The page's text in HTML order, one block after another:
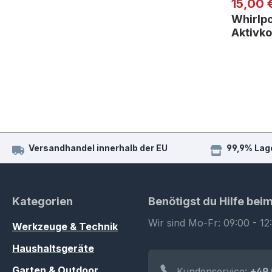
15,00
Versandhandel innerhalb der EU 99,9%
Kategorien
Werkzeuge & Technik
Haushaltsgeräte
Benötigst du Hilfe
Wir sind Mo-Fr: 09:00 -